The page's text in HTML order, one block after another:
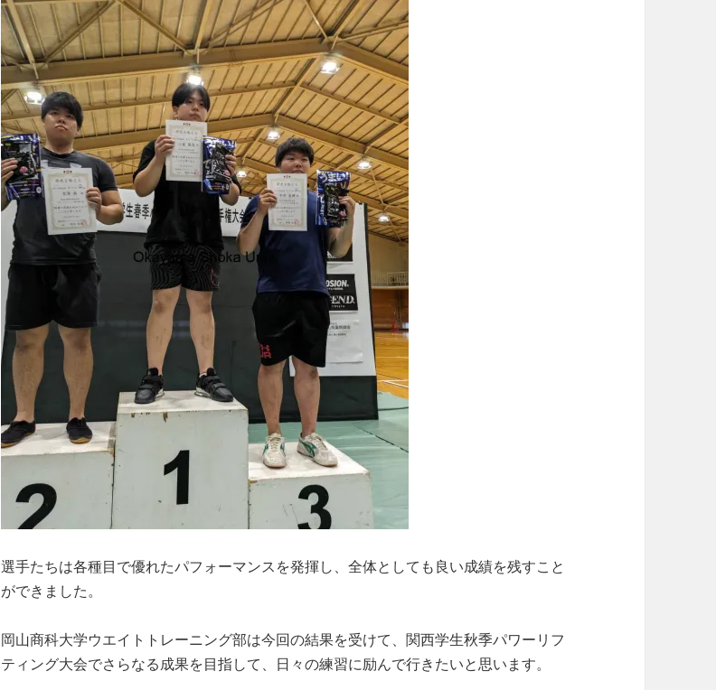
選手たちは各種目で優れたパフォーマンスを発揮し、全体としても良い成績を残すこと
ができました。
岡山商科大学ウエイトトレーニング部は今回の結果を受けて、関西学生秋季パワーリフ
ティング大会でさらなる成果を目指して、日々の練習に励んで行きたいと思います。